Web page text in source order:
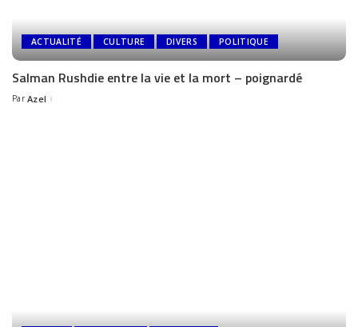
ACTUALITÉ CULTURE DIVERS POLITIQUE
Salman Rushdie entre la vie et la mort – poignardé
Par Azel